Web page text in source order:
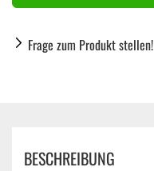
Frage zum Produkt stellen!
BESCHREIBUNG